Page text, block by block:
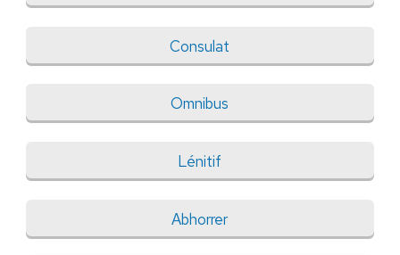
Consulat
Omnibus
Lénitif
Abhorrer